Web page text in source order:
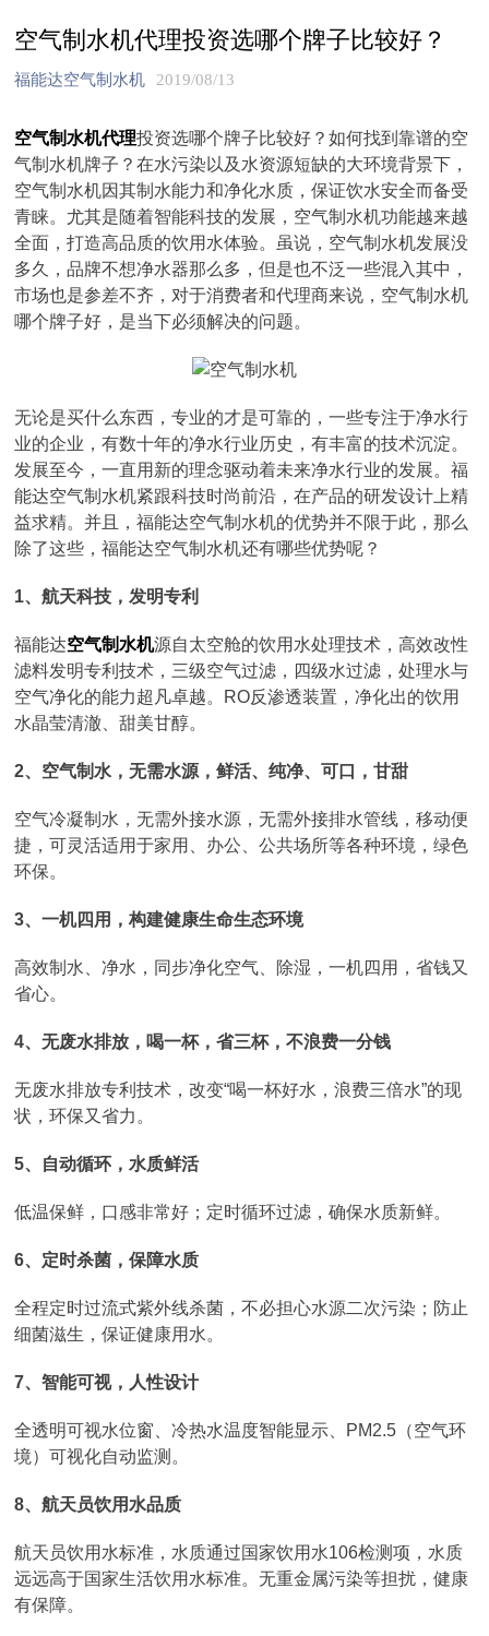
空气制水机代理投资选哪个牌子比较好？
福能达空气制水机 2019/08/13
空气制水机代理投资选哪个牌子比较好？如何找到靠谱的空
气制水机牌子？在水污染以及水资源短缺的大环境背景下，
空气制水机因其制水能力和净化水质，保证饮水安全而备受
青睐。尤其是随着智能科技的发展，空气制水机功能越来越
全面，打造高品质的饮用水体验。虽说，空气制水机发展没
多久，品牌不想净水器那么多，但是也不泛一些混入其中，
市场也是参差不齐，对于消费者和代理商来说，空气制水机
哪个牌子好，是当下必须解决的问题。
无论是买什么东西，专业的才是可靠的，一些专注于净水行
业的企业，有数十年的净水行业历史，有丰富的技术沉淀。
发展至今，一直用新的理念驱动着未来净水行业的发展。福
能达空气制水机紧跟科技时尚前沿，在产品的研发设计上精
益求精。并且，福能达空气制水机的优势并不限于此，那么
除了这些，福能达空气制水机还有哪些优势呢？
1、航天科技，发明专利
福能达空气制水机源自太空舱的饮用水处理技术，高效改性
滤料发明专利技术，三级空气过滤，四级水过滤，处理水与
空气净化的能力超凡卓越。RO反渗透装置，净化出的饮用
水晶莹清澈、甜美甘醇。
2、空气制水，无需水源，鲜活、纯净、可口，甘甜
空气冷凝制水，无需外接水源，无需外接排水管线，移动便
捷，可灵活适用于家用、办公、公共场所等各种环境，绿色
环保。
3、一机四用，构建健康生命生态环境
高效制水、净水，同步净化空气、除湿，一机四用，省钱又
省心。
4、无废水排放，喝一杯，省三杯，不浪费一分钱
无废水排放专利技术，改变“喝一杯好水，浪费三倍水”的现
状，环保又省力。
5、自动循环，水质鲜活
低温保鲜，口感非常好；定时循环过滤，确保水质新鲜。
6、定时杀菌，保障水质
全程定时过流式紫外线杀菌，不必担心水源二次污染；防止
细菌滋生，保证健康用水。
7、智能可视，人性设计
全透明可视水位窗、冷热水温度智能显示、PM2.5（空气环
境）可视化自动监测。
8、航天员饮用水品质
航天员饮用水标准，水质通过国家饮用水106检测项，水质
远远高于国家生活饮用水标准。无重金属污染等担扰，健康
有保障。